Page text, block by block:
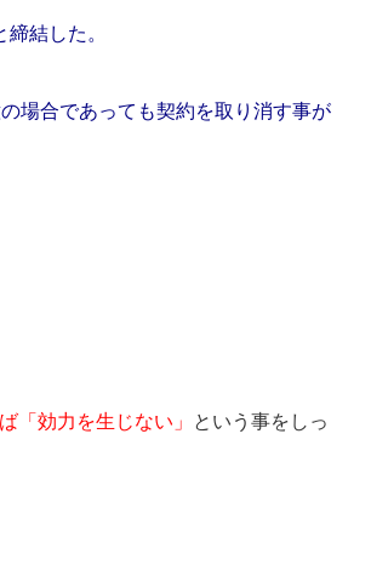
結した。
場合であっても契約を取り消す事が
「効力を生じない」
という事をしっ